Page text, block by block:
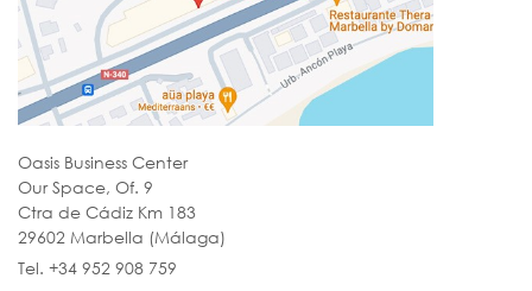
Oasis Business Center
Our Space, Of. 9
Ctra de Cádiz Km 183
29602 Marbella (Málaga)
Tel. +34 952 908 759